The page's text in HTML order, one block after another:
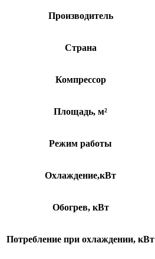
Производитель
Страна
Компрессор
Площадь, м²
Режим работы
Охлаждение,кВт
Обогрев, кВт
Потребление при охлаждении, кВт